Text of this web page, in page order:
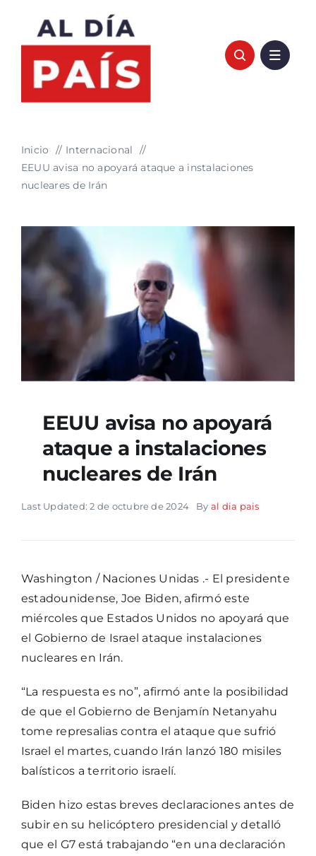
contenido
Inicio
Internacional
EEUU avisa no apoyará ataque a instalaciones
nucleares de Irán
EEUU avisa no apoyará
ataque a instalaciones
nucleares de Irán
Last Updated: 2 de octubre de 2024 By al dia pais
Washington / Naciones Unidas .- El presidente
estadounidense, Joe Biden, afirmó este
miércoles que Estados Unidos no apoyará que
el Gobierno de Israel ataque instalaciones
nucleares en Irán.
“La respuesta es no”, afirmó ante la posibilidad
de que el Gobierno de Benjamín Netanyahu
tome represalias contra el ataque que sufrió
Israel el martes, cuando Irán lanzó 180 misiles
balísticos a territorio israelí.
Biden hizo estas breves declaraciones antes de
subir en su helicóptero presidencial y detalló
que el G7 está trabajando “en una declaración